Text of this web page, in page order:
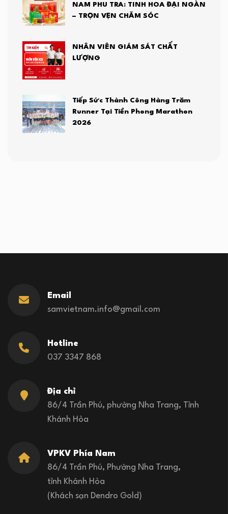
NAM PHU TRA: TINH HOA ĐẠI NGÀN
– TRỌN VẸN CHĂM SÓC
NHÂN VIÊN GIÁM SÁT CHẤT
LƯỢNG
Tiếp Sức Thành Công Hàng Trăm
Runner Tại Tiền Phong Marathon
2026
Email
samvietnam.info@gmail.com
Hotline
037 3347 868
Địa chỉ
86/4 Trần Phú, phường Nha Trang, Tỉnh
Khánh Hòa
VPKV Phía Nam
86/4 Trần Phú, Phường Nha Trang,
tỉnh Khánh Hòa
(Khách sạn Dendro Gold)